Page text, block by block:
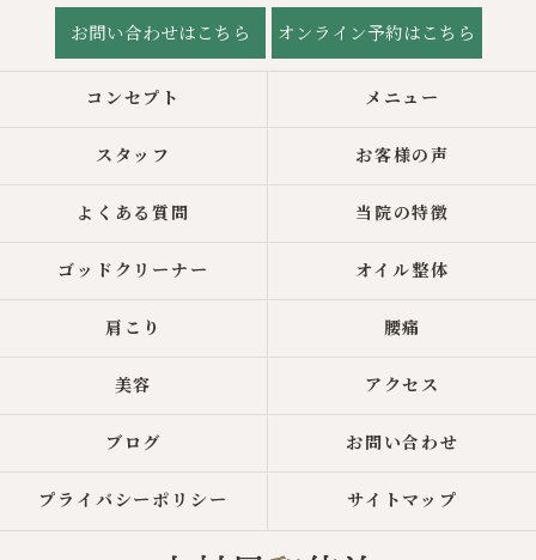
お問い合わせはこちら オンライン予約はこちら
コンセプト メニュー
スタッフ お客様の声
よくある質問 当院の特徴
ゴッドクリーナー オイル整体
肩こり 腰痛
美容 アクセス
ブログ お問い合わせ
プライバシーポリシー サイトマップ